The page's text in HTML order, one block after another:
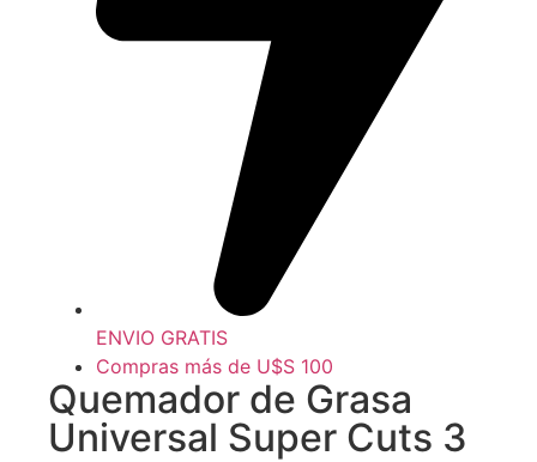
ENVIO GRATIS
Compras más de U$S 100
Quemador de Grasa
Universal Super Cuts 3